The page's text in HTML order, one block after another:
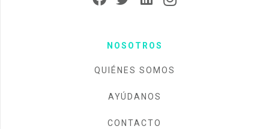
NOSOTROS
QUIÉNES SOMOS
AYÚDANOS
CONTACTO